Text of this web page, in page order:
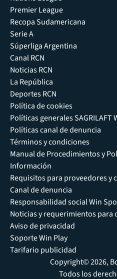
Premier League
Recopa Sudamericana
Serie A
Súperliga Argentina
Canal RCN
Noticias RCN
La República
Deportes RCN
Política de cookies
Políticas generales SAGRILAFT
Políticas canal de denuncia
Términos y condiciones
Manual de Procedimientos y
Información
Requisitos para proveedores y
Canal de denuncia
Responsabilidad social Win
Noticias y requerimientos para
Aviso de privacidad
Soporte Win Play
Tarifario publicidad
Copyright© 2026,
Todos los